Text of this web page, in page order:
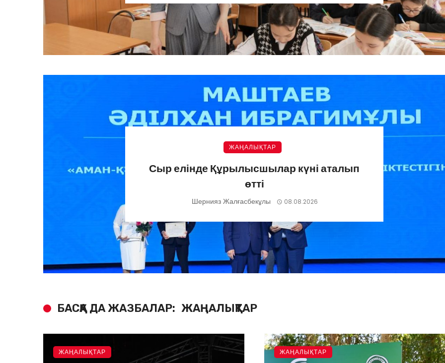
ЖАҢАЛЫҚТАР
Сыр елінде Құрылысшылар күні аталып
өтті
Шернияз Жалғасбекұлы 08.08.2026
БАСҚА ДА ЖАЗБАЛАР: ЖАҢАЛЫҚТАР
ЖАҢАЛЫҚТАР ЖАҢАЛЫҚТАР